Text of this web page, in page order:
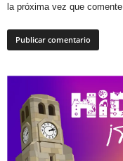
la próxima vez que comente.